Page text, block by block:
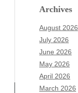
Archives
August 2026
July 2026
June 2026
May 2026
April 2026
March 2026